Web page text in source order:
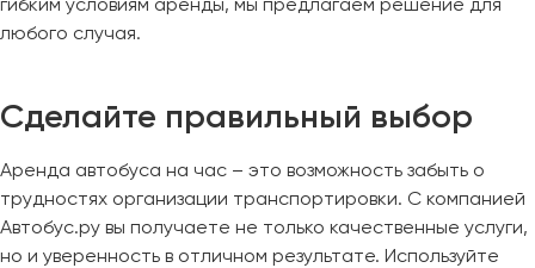
любого случая.
Сделайте правильный выбор
Аренда автобуса на час – это возможность забыть о
трудностях организации транспортировки. С компанией
Автобус.ру вы получаете не только качественные услуги,
но и уверенность в отличном результате. Используйте